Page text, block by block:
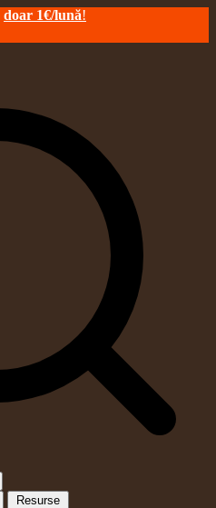
doar 1€/lună!
Resurse